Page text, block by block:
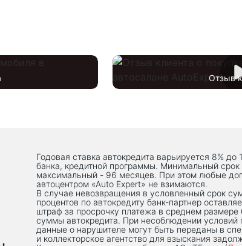
Отзыв
Годовая ставка автокредита варьируется 8% до
банка, кредитной программы. Минимальный срок
максимальный - 96 месяцев. При этом любые
автоцентром «Auto Expert» не взимаются.
В случае невозвращения в условленный срок
процентов по автокредиту банк-партнер
штраф за просрочку платежа в среднем размере
суммы автокредита. При несоблюдении условий
данные о нарушителе могут быть переданы в
и коллекторское агентство для взыскания